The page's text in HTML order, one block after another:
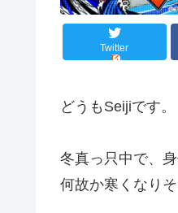
Twitter
どうもSeijiです。
冬真っ只中で、
何故か寒くなりそ